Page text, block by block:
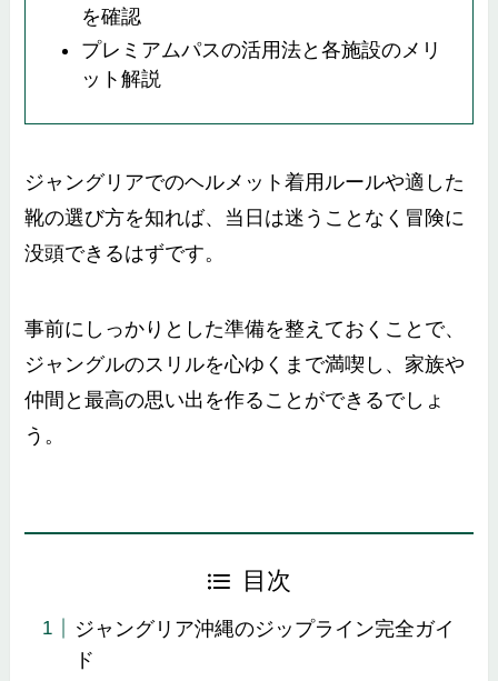
を確認
プレミアムパスの活用法と各施設のメリ
ット解説
ジャングリアでのヘルメット着用ルールや適した
靴の選び方を知れば、当日は迷うことなく冒険に
没頭できるはずです。
事前にしっかりとした準備を整えておくことで、
ジャングルのスリルを心ゆくまで満喫し、家族や
仲間と最高の思い出を作ることができるでしょ
う。
目次
ジャングリア沖縄のジップライン完全ガイ
ド